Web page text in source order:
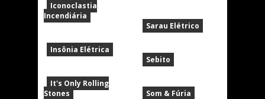
Iconoclastia
Incendiária
Insônia Elétrica
It's Only Rolling
Stones
Sarau Elétrico
Sebito
Som & Fúria